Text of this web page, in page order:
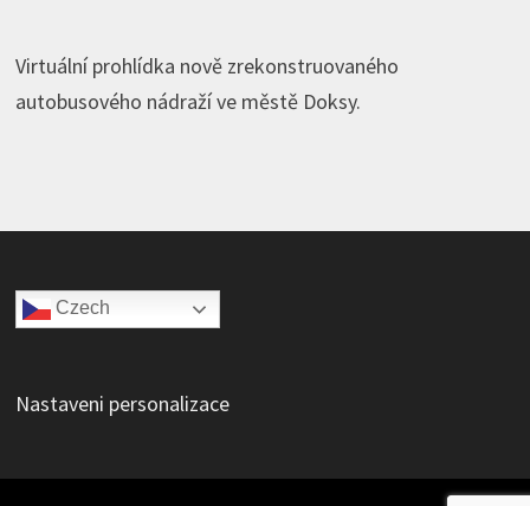
Virtuální prohlídka nově zrekonstruovaného
autobusového nádraží ve městě Doksy.
Czech
Nastaveni personalizace